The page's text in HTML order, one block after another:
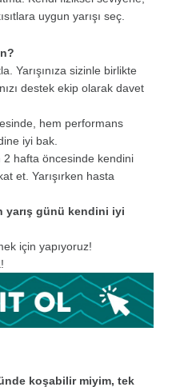
uygun yarışı seç.
Yarışınıza sizinle birlikte
destek ekip olarak davet
hem performans
iyi bak.
2 hafta öncesinde kendini
et. Yarışırken hasta
yarış günü kendini iyi
için yapıyoruz!
koşabilir miyim, tek